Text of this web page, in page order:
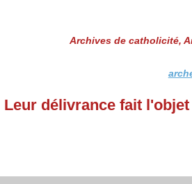
Archives de catholicité,
Leur délivrance fait